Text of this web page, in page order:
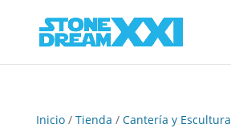
Inicio/ Tienda / Cantería y Escultura